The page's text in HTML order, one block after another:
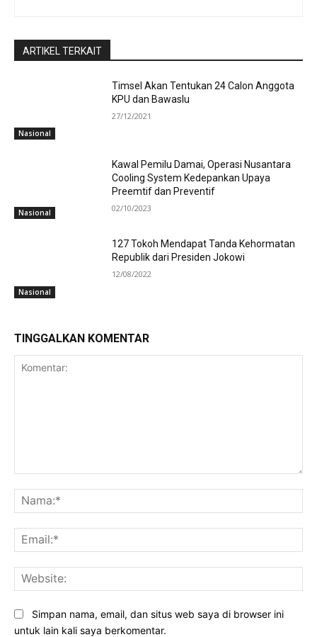
ARTIKEL TERKAIT
Nasional
Timsel Akan Tentukan 24 Calon Anggota
KPU dan Bawaslu
27/12/2021
Nasional
Kawal Pemilu Damai, Operasi Nusantara
Cooling System Kedepankan Upaya
Preemtif dan Preventif
02/10/2023
Nasional
127 Tokoh Mendapat Tanda Kehormatan
Republik dari Presiden Jokowi
12/08/2022
TINGGALKAN KOMENTAR
Simpan nama, email, dan situs web saya di browser ini
untuk lain kali saya berkomentar.